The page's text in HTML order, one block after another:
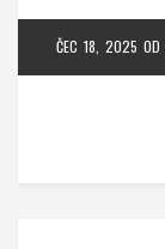
ČEC 18, 2025 OD